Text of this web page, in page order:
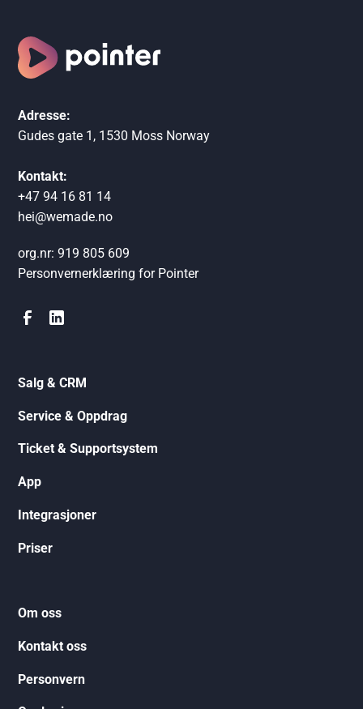
Adresse:
Gudes gate 1, 1530 Moss Norway
Kontakt:
+47 94 16 81 14
hei@wemade.no
org.nr: 919 805 609
Personvernerklæring for Pointer
Salg & CRM
Service & Oppdrag
Ticket & Supportsystem
App
Integrasjoner
Priser
Om oss
Kontakt oss
Personvern